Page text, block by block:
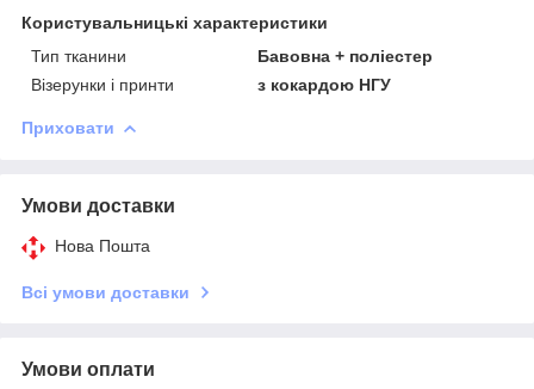
Користувальницькі характеристики
Тип тканини
Бавовна + поліестер
Візерунки і принти
з кокардою НГУ
Приховати
Умови доставки
Нова Пошта
Всі умови доставки
Умови оплати